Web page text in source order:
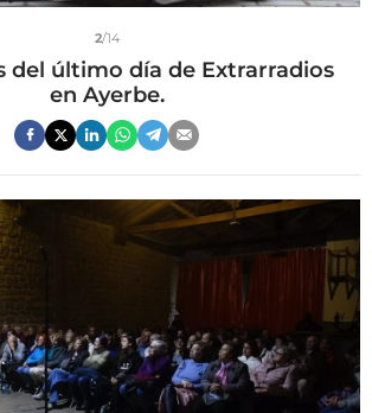
2/14
del último día de Extrarradios
en Ayerbe.